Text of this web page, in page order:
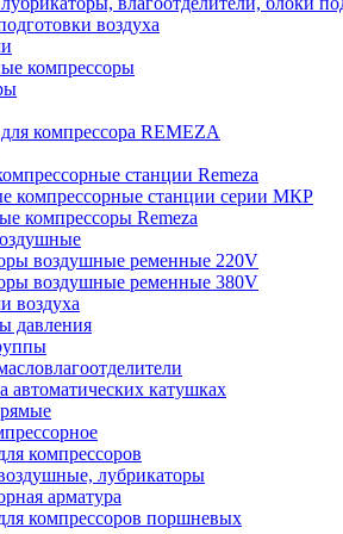
воздуха
компрессоры
компрессора REMEZA
станции Remeza
компрессорные станции серии МКР
компрессоры Remeza
воздушные ременные 220V
воздушные ременные 380V
воздуха
давления
автоматических катушках
компрессоров
лубрикаторы
арматура
компрессоров поршневых